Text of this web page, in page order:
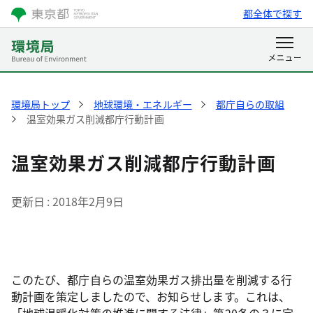
都全体で探す
環境局トップ 地球環境・エネルギー
都庁自らの取組
温室効果ガス削減都庁行動計画
温室効果ガス削減都庁行動計画
更新日 2018年2月9日
このたび、都庁自らの温室効果ガス排出量を削減する行
動計画を策定しましたので、お知らせします。これは、